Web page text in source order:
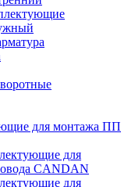
для монтажа ПП
для
CANDAN
для